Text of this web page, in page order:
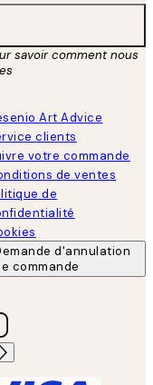
savoir comment nous
Art Advice
clients
votre commande
de ventes
de
d'annulation
commande